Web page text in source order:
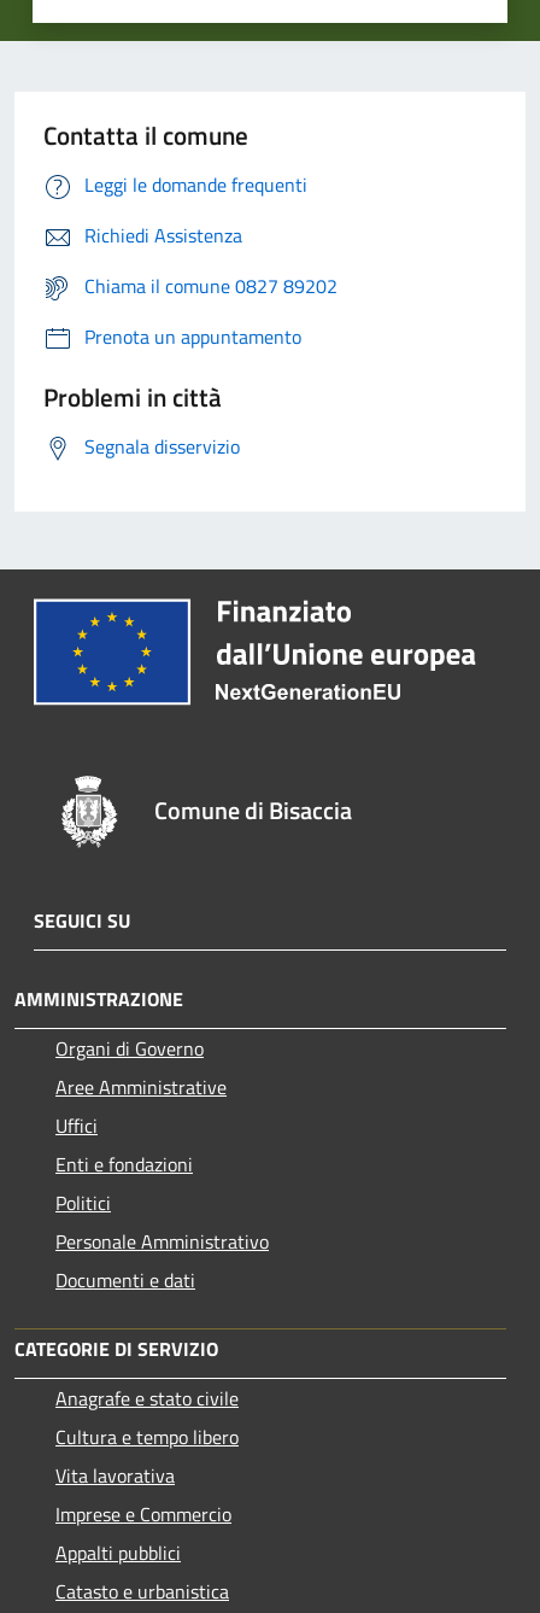
Contatta il comune
Leggi le domande frequenti
Richiedi Assistenza
Chiama il comune 0827 89202
Prenota un appuntamento
Problemi in città
Segnala disservizio
Comune di Bisaccia
SEGUICI SU
AMMINISTRAZIONE
Organi di Governo
Aree Amministrative
Uffici
Enti e fondazioni
Politici
Personale Amministrativo
Documenti e dati
CATEGORIE DI SERVIZIO
Anagrafe e stato civile
Cultura e tempo libero
Vita lavorativa
Imprese e Commercio
Appalti pubblici
Catasto e urbanistica